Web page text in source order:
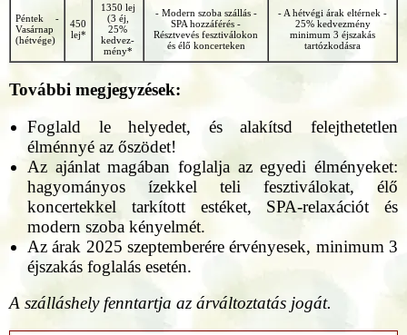
Péntek -
Vasárnap
(hétvége)
450
lej*
1350 lej
(3 éj,
25%
kedvez-
mény*
- Modern szoba szállás -
SPA hozzáférés -
Résztvevés fesztiválokon
és élő koncerteken
- A hétvégi árak eltérnek -
25% kedvezmény
minimum 3 éjszakás
tartózkodásra
További megjegyzések:
Foglald le helyedet, és alakítsd felejthetetlen
élménnyé az őszödet!
Az ajánlat magában foglalja az egyedi élményeket:
hagyományos ízekkel teli fesztiválokat, élő
koncertekkel tarkított estéket, SPA-relaxációt és
modern szoba kényelmét.
Az árak 2025 szeptemberére érvényesek, minimum 3
éjszakás foglalás esetén.
A szálláshely fenntartja az árváltoztatás jogát.